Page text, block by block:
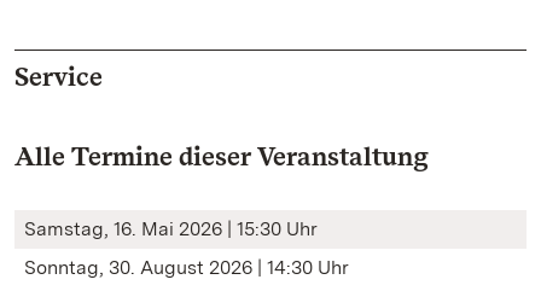
Service
Alle Termine dieser Veranstaltung
Samstag, 16. Mai 2026 | 15:30 Uhr
Sonntag, 30. August 2026 | 14:30 Uhr